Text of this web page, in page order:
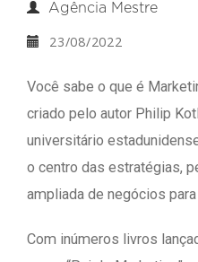
Agência Mestre
23/08/2022
Você sabe o que é
criado pelo autor Philip
universitário
o centro das estratégias,
ampliada de negócios
Com inúmeros livros